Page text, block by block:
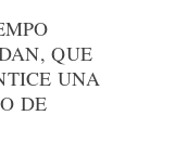
QUE
UNA
DE